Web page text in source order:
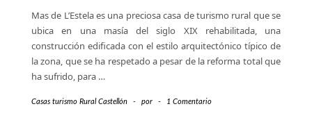
Mas de L’Estela es una preciosa casa de turismo rural que se
ubica en una masía del siglo XIX rehabilitada, una
construcción edificada con el estilo arquitectónico típico de
la zona, que se ha respetado a pesar de la reforma total que
ha sufrido, para …
Casas turismo Rural Castellón - por - 1 Comentario